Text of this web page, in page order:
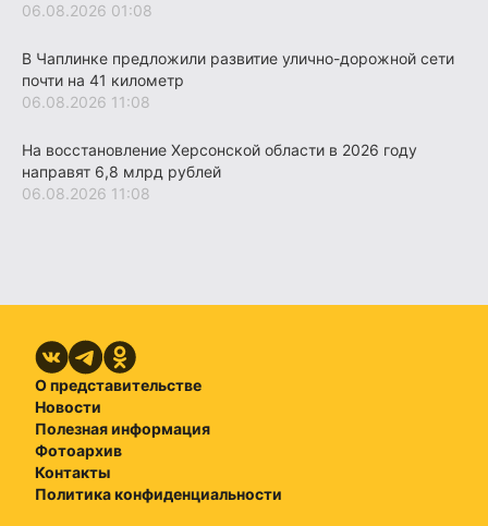
06.08.2026 01:08
В Чаплинке предложили развитие улично-дорожной сети
почти на 41 километр
06.08.2026 11:08
На восстановление Херсонской области в 2026 году
направят 6,8 млрд рублей
06.08.2026 11:08
О представительстве
Новости
Полезная информация
Фотоархив
Контакты
Политика конфиденциальности